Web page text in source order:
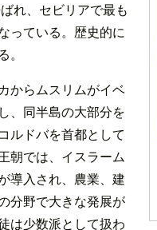
れ、セビリアで最も
っている。歴史的に
からムスリムがイベ
、同半島の大部分を
ルドバを首都として
朝では、イスラーム
導入され、農業、建
分野で大きな発展が
は少数派として扱わ